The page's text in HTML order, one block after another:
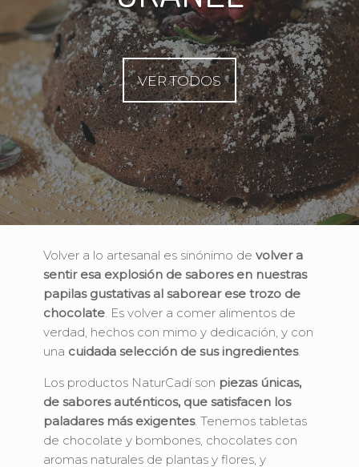
VER TODOS
Volver a lo artesanal es sinónimo de volver a
sentir esa explosión de sabores en nuestras
papilas gustativas al saborear ese trozo de
chocolate. Es volver a comer alimentos de
verdad, hechos con mimo y dedicación, y con
una cuidada selección de sus ingredientes.
Los productos NaturCadí son piezas únicas,
de sabores auténticos, que satisfacen los
paladares más exigentes. Tenemos tabletas
de chocolate y bombones, chocolates con
aromas naturales de plantas y flores, y